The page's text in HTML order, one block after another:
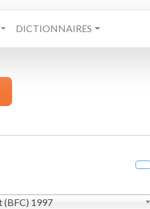
DICTIONNAIRES
(BFC) 1997